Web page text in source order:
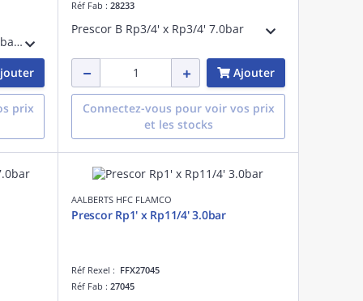
Prescomano Rp1/2' x Rp1/2' 3.0bar NF
prix
Réf Fab : 28233
Prescor B Rp3/4' x Rp3/4' 7.0bar
Ajouter
Connectez-vous pour voir vos prix
et les stocks
AALBERTS HFC FLAMCO
Prescor Rp1' x Rp11/4' 3.0bar
Réf Rexel : FFX27045
Réf Fab : 27045